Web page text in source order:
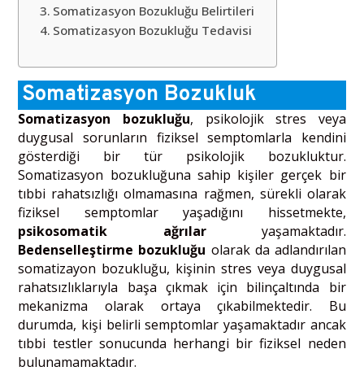
Somatizasyon Bozukluğu Belirtileri
Somatizasyon Bozukluğu Tedavisi
Somatizasyon Bozukluk
Somatizasyon bozukluğu, psikolojik stres veya
duygusal sorunların fiziksel semptomlarla kendini
gösterdiği bir tür psikolojik bozukluktur.
Somatizasyon bozukluğuna sahip kişiler gerçek bir
tıbbi rahatsızlığı olmamasına rağmen, sürekli olarak
fiziksel semptomlar yaşadığını hissetmekte,
psikosomatik ağrılaryaşamaktadır.
Bedenselleştirme bozukluğu olarak da adlandırılan
somatizayon bozukluğu, kişinin stres veya duygusal
rahatsızlıklarıyla başa çıkmak için bilinçaltında bir
mekanizma olarak ortaya çıkabilmektedir. Bu
durumda, kişi belirli semptomlar yaşamaktadır ancak
tıbbi testler sonucunda herhangi bir fiziksel neden
bulunamamaktadır.